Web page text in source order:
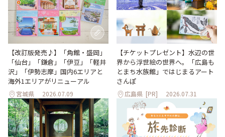
【改訂版発売♪】「角館・盛岡」
「仙台」「鎌倉」「伊豆」「軽井
沢」「伊勢志摩」国内6エリアと
海外1エリアがリニューアル
宮城県 2026.07.09
【チケットプレゼント】水辺の世
界から浮世絵の世界へ。「広島も
とまち水族館」ではじまるアート
さんぽ
広島県 [PR] 2026.07.31